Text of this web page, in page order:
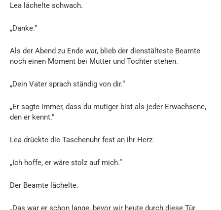
Lea lächelte schwach.
„Danke.“
Als der Abend zu Ende war, blieb der dienstälteste Beamte
noch einen Moment bei Mutter und Tochter stehen.
„Dein Vater sprach ständig von dir.“
„Er sagte immer, dass du mutiger bist als jeder Erwachsene,
den er kennt.“
Lea drückte die Taschenuhr fest an ihr Herz.
„Ich hoffe, er wäre stolz auf mich.“
Der Beamte lächelte.
„Das war er schon lange, bevor wir heute durch diese Tür